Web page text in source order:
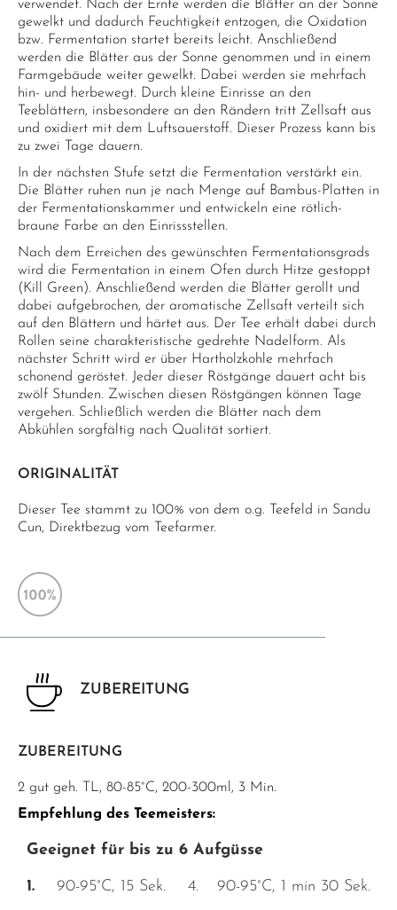
verwendet. Nach der Ernte werden die Blätter an der Sonne
gewelkt und dadurch Feuchtigkeit entzogen, die Oxidation
bzw. Fermentation startet bereits leicht. Anschließend
werden die Blätter aus der Sonne genommen und in einem
Farmgebäude weiter gewelkt. Dabei werden sie mehrfach
hin- und herbewegt. Durch kleine Einrisse an den
Teeblättern, insbesondere an den Rändern tritt Zellsaft aus
und oxidiert mit dem Luftsauerstoff. Dieser Prozess kann bis
zu zwei Tage dauern.
In der nächsten Stufe setzt die Fermentation verstärkt ein.
Die Blätter ruhen nun je nach Menge auf Bambus-Platten in
der Fermentationskammer und entwickeln eine rötlich-
braune Farbe an den Einrissstellen.
Nach dem Erreichen des gewünschten Fermentationsgrads
wird die Fermentation in einem Ofen durch Hitze gestoppt
(Kill Green). Anschließend werden die Blätter gerollt und
dabei aufgebrochen, der aromatische Zellsaft verteilt sich
auf den Blättern und härtet aus. Der Tee erhält dabei durch
Rollen seine charakteristische gedrehte Nadelform. Als
nächster Schritt wird er über Hartholzkohle mehrfach
schonend geröstet. Jeder dieser Röstgänge dauert acht bis
zwölf Stunden. Zwischen diesen Röstgängen können Tage
vergehen. Schließlich werden die Blätter nach dem
Abkühlen sorgfältig nach Qualität sortiert.
ORIGINALITÄT
Dieser Tee stammt zu 100% von dem o.g. Teefeld in Sandu
Cun, Direktbezug vom Teefarmer.
ZUBEREITUNG
ZUBEREITUNG
2 gut geh. TL, 80-85°C, 200-300ml, 3 Min.
Empfehlung des Teemeisters:
Geeignet für bis zu 6 Aufgüsse
1. 90-95°C, 15 Sek. 4. 90-95°C, 1 min 30 Sek.